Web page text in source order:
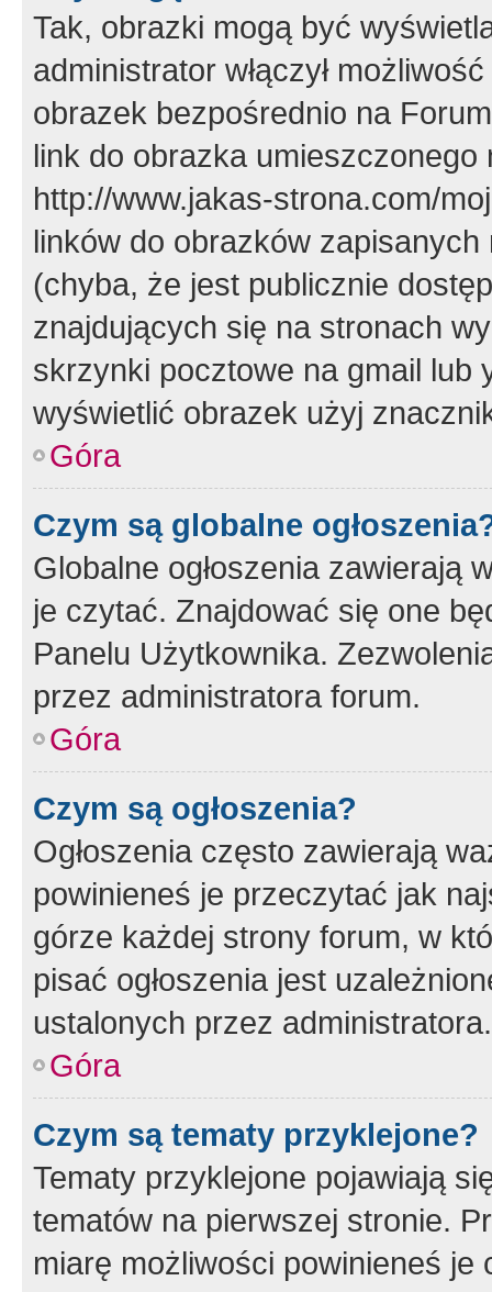
Tak, obrazki mogą być
administrator włączył
obrazek bezpośrednio na
link do obrazka
http://www.jakas-strona.com/
linków do obrazków
(chyba, że jest publicznie
znajdujących się na stronach
skrzynki pocztowe na gmail lub
wyświetlić obrazek użyj
Góra
Czym są globalne
Globalne ogłoszenia zawierają
je czytać. Znajdować się one
Panelu Użytkownika.
przez administratora forum.
Góra
Czym są ogłoszenia?
Ogłoszenia często zawierają
powinieneś je przeczytać jak
górze każdej strony forum, w
pisać ogłoszenia jest
ustalonych przez administratora.
Góra
Czym są tematy przyklejone?
Tematy przyklejone pojawiają
tematów na pierwszej stronie.
miarę możliwości powinieneś je